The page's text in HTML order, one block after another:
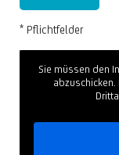
* Pflichtfelder
Sie müssen den